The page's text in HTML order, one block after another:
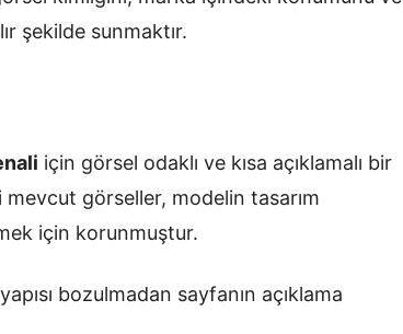
şekilde sunmaktır.
için görsel odaklı ve kısa açıklamalı bir
görseller, modelin tasarım
için korunmuştur.
bozulmadan sayfanın açıklama